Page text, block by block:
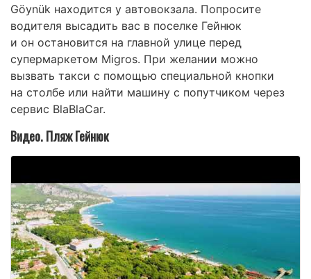
Göynük находится у автовокзала. Попросите
водителя высадить вас в поселке Гейнюк
и он остановится на главной улице перед
супермаркетом Migros. При желании можно
вызвать такси с помощью специальной кнопки
на столбе или найти машину с попутчиком через
сервис BlaBlaCar.
Видео. Пляж Гейнюк